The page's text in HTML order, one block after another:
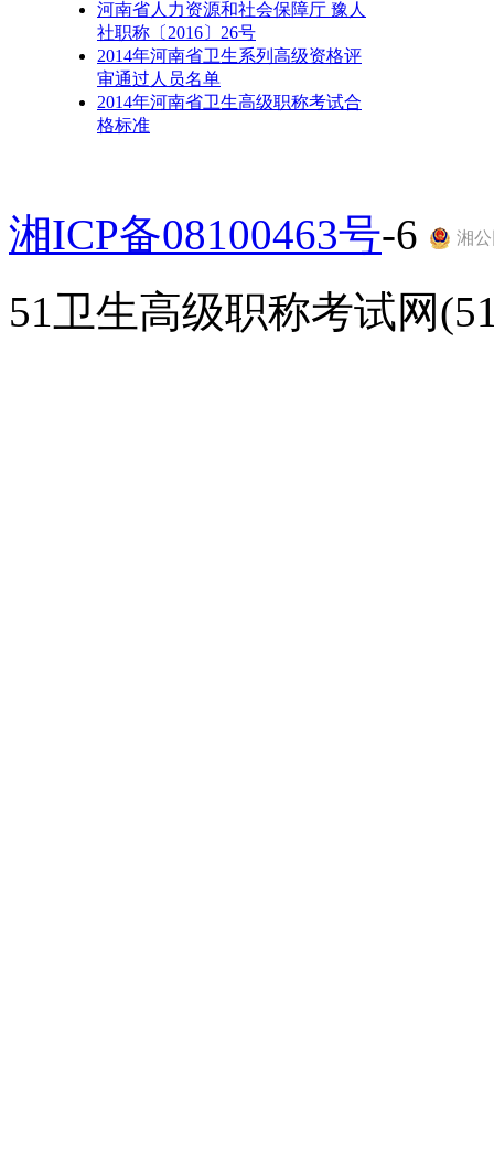
河南省人力资源和社会保障厅 豫人
社职称〔2016〕26号
2014年河南省卫生系列高级资格评
审通过人员名单
2014年河南省卫生高级职称考试合
格标准
湘ICP备08100463号-6 湘公
51卫生高级职称考试网